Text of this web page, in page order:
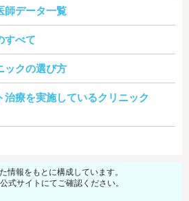
師データ一覧
すべて
ックの選び方
治療を実施しているクリニック
情報をもとに構成しています。
式サイトにてご確認ください。